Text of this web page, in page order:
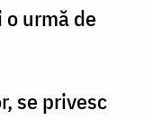
urmă de
se privesc